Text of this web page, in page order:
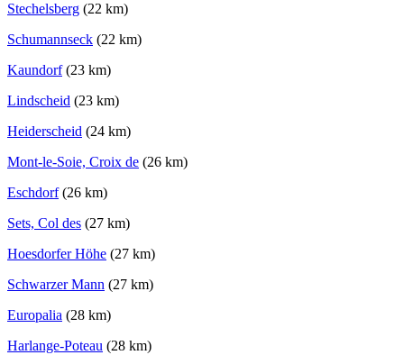
Stechelsberg (22 km)
Schumannseck (22 km)
Kaundorf(23 km)
Lindscheid (23 km)
Heiderscheid (24 km)
Mont-le-Soie, Croix de (26 km)
Eschdorf(26 km)
Sets, Col des (27 km)
Hoesdorfer Höhe (27 km)
Schwarzer Mann (27 km)
Europalia (28 km)
Harlange-Poteau (28 km)